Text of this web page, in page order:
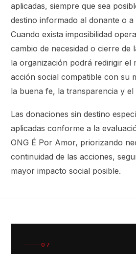
aplicadas, siempre que sea
destino informado al donante o a
Cuando exista imposibilidad
cambio de necesidad o cierre de
la organización podrá redirigir el
acción social compatible con su
la buena fe, la transparencia y
Las donaciones sin destino
aplicadas conforme a la
ONG É Por Amor, priorizando
continuidad de las acciones,
mayor impacto social posible.
07